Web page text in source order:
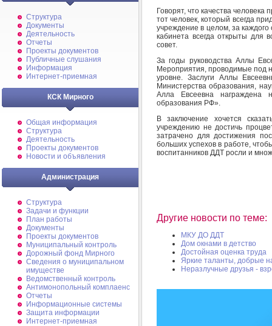
Структура
Документы
Деятельность
Отчеты
Проекты документов
Публичные слушания
Информация
Интернет-приемная
КСК Мирного
Общая информация
Структура
Деятельность
Проекты документов
Новости и объявления
Администрация
Структура
Задачи и функции
План работы
Документы
Проекты документов
Муниципальный контроль
Дорожный фонд Мирного
Cведения о муниципальном
имуществе
Ведомственный контроль
Антимонопольный комплаенс
Отчеты
Информационные системы
Защита информации
Интернет-приемная
Говорят, что качества человека
тот человек, который всегда
учреждение в целом, за каждого
кабинета всегда открыты для
совет.
За годы руководства Аллы
Мероприятия, проводимые под
уровне. Заслуги Аллы
Министерства образования,
Алла Евсеевна награждена
образования РФ».
В заключение хочется
учреждению не достичь
затрачено для достижения
больших успехов в работе,
воспитанников ДДТ росли и
Другие новости по теме:
МКУ ДО ДДТ
Дом окнами в детство
Достойная оценка труда
Яркие таланты, добрые
Неразлучные друзья -